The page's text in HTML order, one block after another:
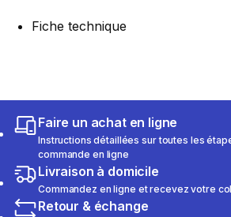
Fiche technique
Faire un achat en ligne
Instructions détaillées sur toutes les
commande en ligne
Livraison à domicile
Commandez en ligne et recevez votre
Retour & échange